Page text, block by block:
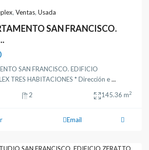
, Ventas, Usada
SAN FRANCISCO.
SAN FRANCISCO. EDIFICIO
TRES HABITACIONES * Dirección e...
2 145.36 m2
Email